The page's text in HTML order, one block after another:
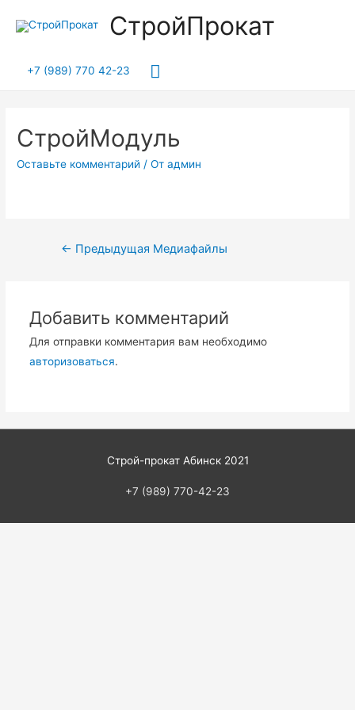
СтройПрокат
Главное
+7 (989) 770 42-23
СтройМодуль
Оставьте комментарий / От админ
Навигация
← Предыдущая Медиафайлы
Добавить комментарий
Для отправки комментария вам необходимо
авторизоваться.
Строй-прокат Абинск 2021
+7 (989) 770-42-23